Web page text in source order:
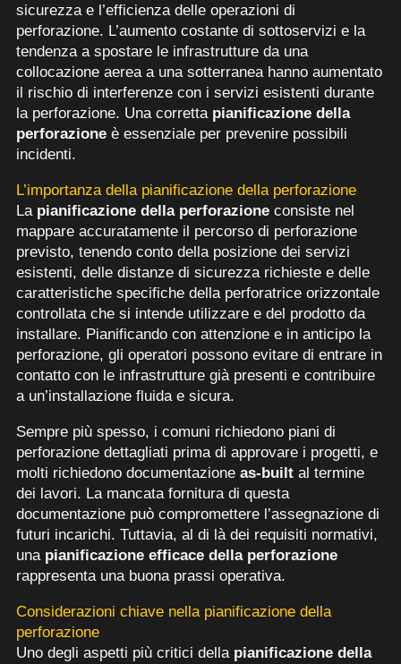
sicurezza e l’efficienza delle operazioni di
perforazione. L’aumento costante di sottoservizi e la
tendenza a spostare le infrastrutture da una
collocazione aerea a una sotterranea hanno aumentato
il rischio di interferenze con i servizi esistenti durante
la perforazione. Una corretta pianificazione della
perforazioneè essenziale per prevenire possibili
incidenti.
L’importanza della pianificazione della perforazione
La pianificazione della perforazioneconsiste nel
mappare accuratamente il percorso di perforazione
previsto, tenendo conto della posizione dei servizi
esistenti, delle distanze di sicurezza richieste e delle
caratteristiche specifiche della perforatrice orizzontale
controllata che si intende utilizzare e del prodotto da
installare. Pianificando con attenzione e in anticipo la
perforazione, gli operatori possono evitare di entrare in
contatto con le infrastrutture già presenti e contribuire
a un’installazione fluida e sicura.
Sempre più spesso, i comuni richiedono piani di
perforazione dettagliati prima di approvare i progetti, e
molti richiedono documentazione as-builtal termine
dei lavori. La mancata fornitura di questa
documentazione può compromettere l’assegnazione di
futuri incarichi. Tuttavia, al di là dei requisiti normativi,
una pianificazione efficace della perforazione
rappresenta una buona prassi operativa.
Considerazioni chiave nella pianificazione della
perforazione
Uno degli aspetti più critici della pianificazione della